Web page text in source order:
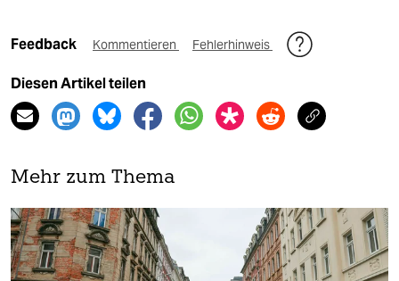
Feedback Kommentieren Fehlerhinweis
Diesen Artikel teilen
Mehr zum Thema